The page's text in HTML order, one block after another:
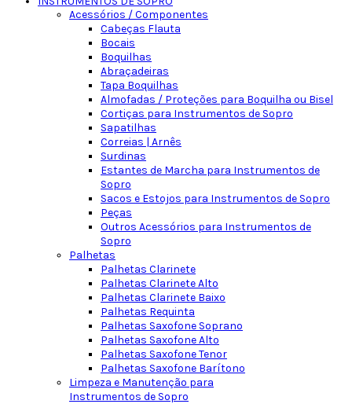
Acessórios / Componentes
Cabeças Flauta
Bocais
Boquilhas
Abraçadeiras
Tapa Boquilhas
Almofadas / Proteções para Boquilha ou Bisel
Cortiças para Instrumentos de Sopro
Sapatilhas
Correias | Arnês
Surdinas
Estantes de Marcha para Instrumentos de
Sopro
Sacos e Estojos para Instrumentos de Sopro
Peças
Outros Acessórios para Instrumentos de
Sopro
Palhetas
Palhetas Clarinete
Palhetas Clarinete Alto
Palhetas Clarinete Baixo
Palhetas Requinta
Palhetas Saxofone Soprano
Palhetas Saxofone Alto
Palhetas Saxofone Tenor
Palhetas Saxofone Barítono
Limpeza e Manutenção para
Instrumentos de Sopro